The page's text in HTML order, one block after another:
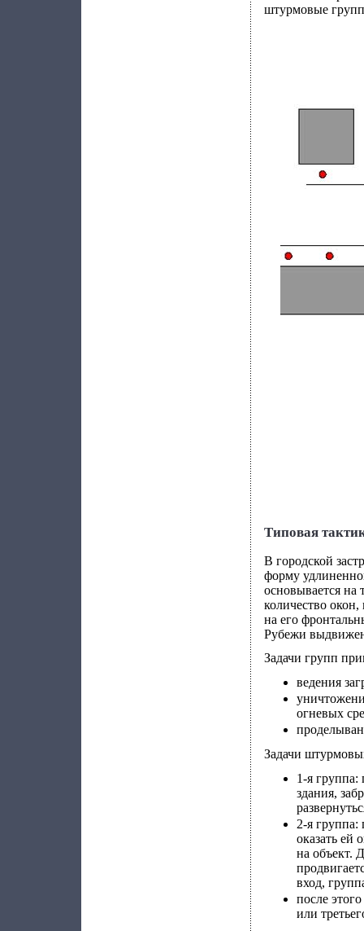
штурмовые
Типовая
В городской
форму
основывается на
количество
на его
Рубежи
Задачи групп
ведения
огневых
Задачи
1-я группа:
здания,
2-я группа:
оказать ей
на объект.
вход,
после
или